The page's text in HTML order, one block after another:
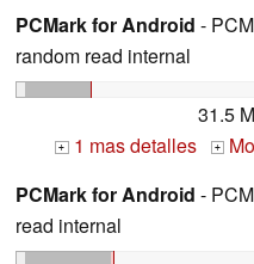
PCMark for Android -
random read internal
31.5
+ 1 mas detalles +
PCMark for Android -
read internal